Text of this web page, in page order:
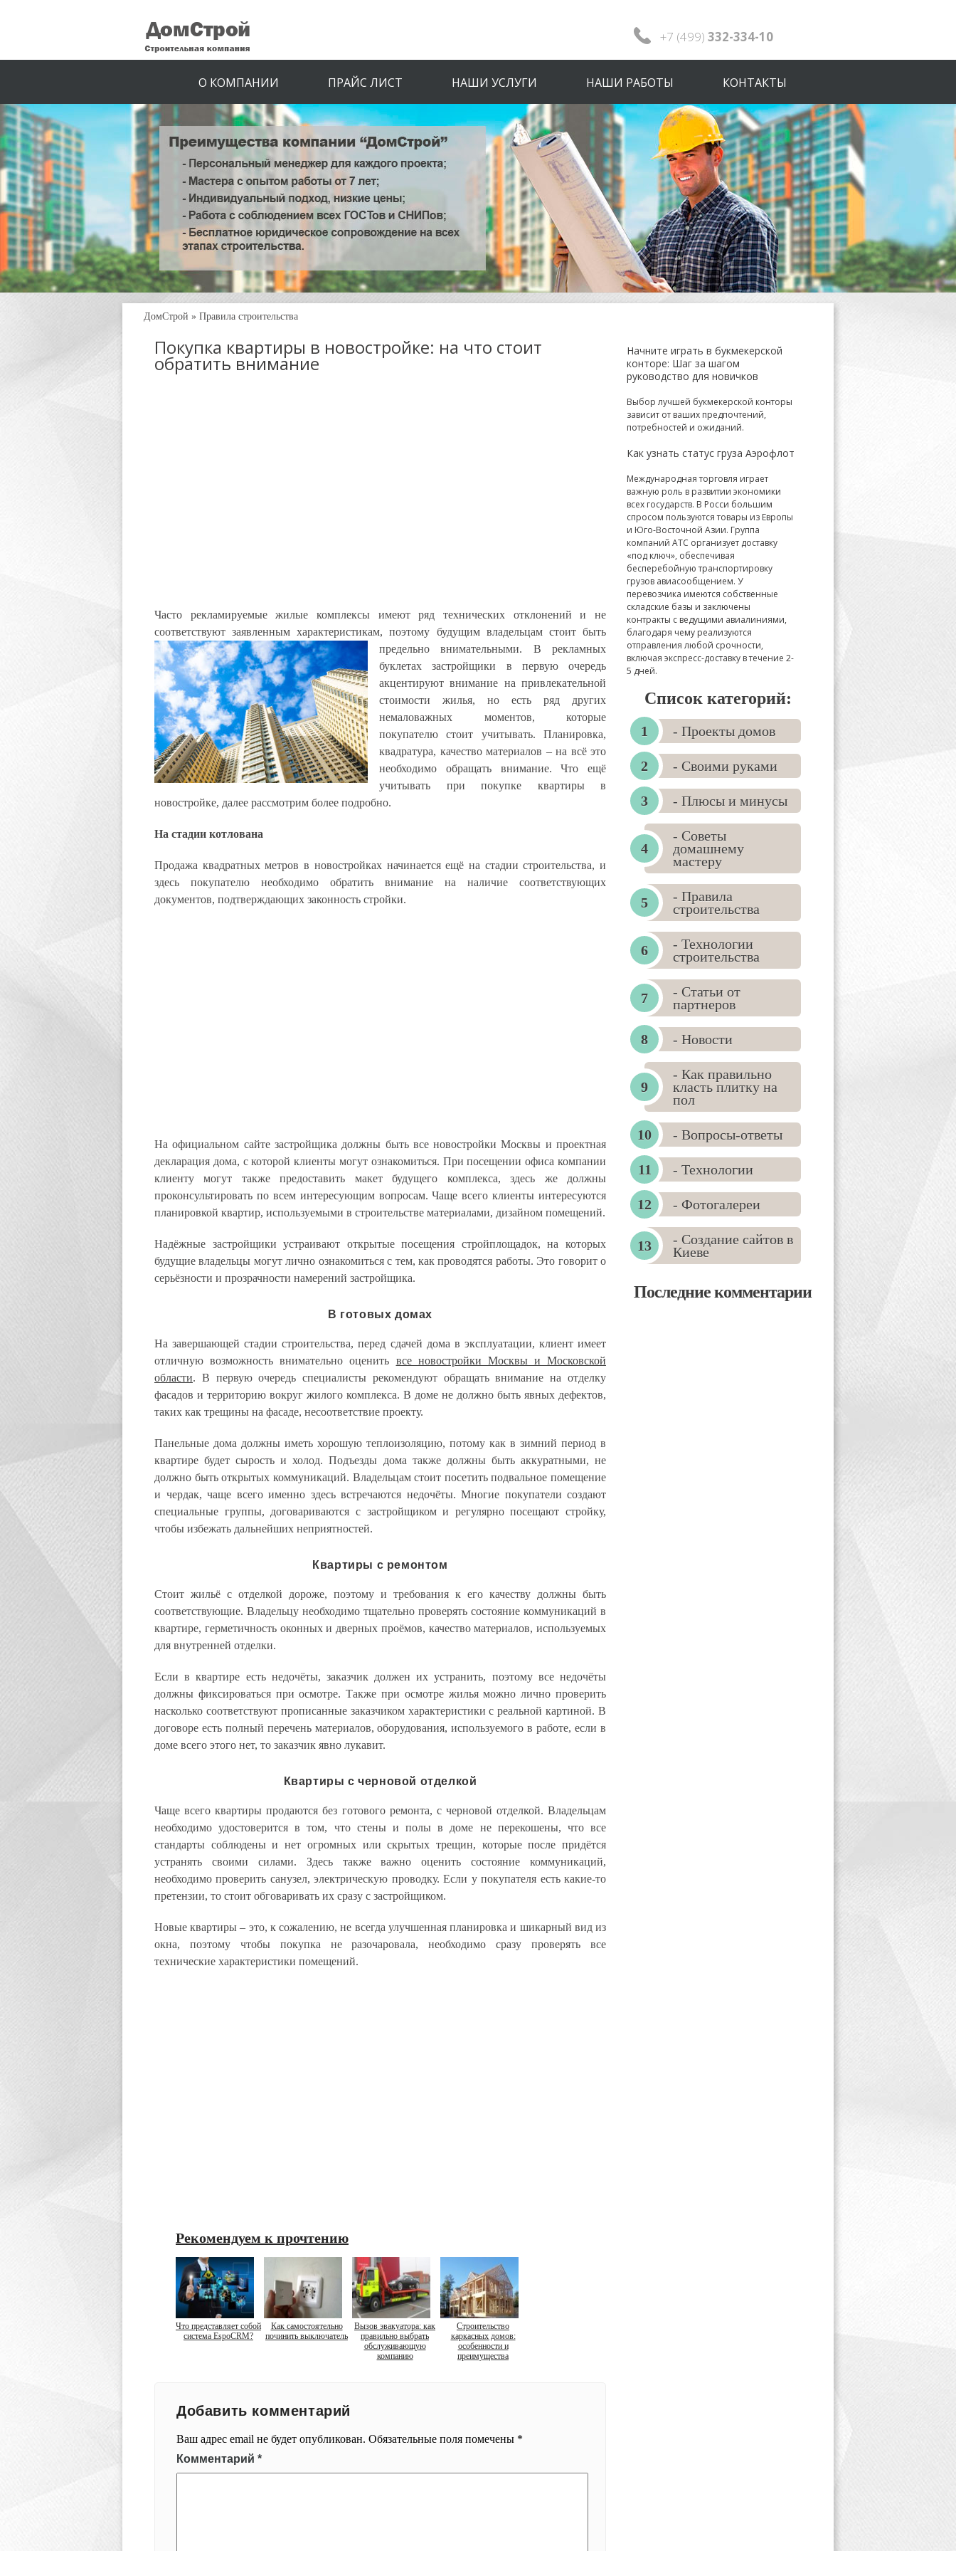
+7 (499) 332-334-10
О КОМПАНИИ ПРАЙС ЛИСТ НАШИ УСЛУГИ НАШИ РАБОТЫ КОНТАКТЫ
ДомСтрой » Правила строительства
Покупка квартиры в новостройке: на что стоит
обратить внимание
Часто рекламируемые жилые комплексы имеют ряд технических отклонений и не
соответствуют заявленным характеристикам, поэтому будущим владельцам стоит быть
предельно внимательными.
В рекламных
буклетах застройщики в первую очередь
акцентируют внимание на привлекательной
стоимости жилья, но есть ряд других
немаловажных моментов, которые
покупателю стоит учитывать. Планировка,
квадратура, качество материалов – на всё это
необходимо обращать внимание. Что ещё
учитывать при покупке квартиры в
новостройке, далее рассмотрим более подробно.
На стадии котлована
Продажа квадратных метров в новостройках начинается ещё на стадии строительства, и
здесь покупателю необходимо обратить внимание на наличие соответствующих
документов, подтверждающих законность стройки.
На официальном сайте застройщика должны быть все новостройки Москвы и проектная
декларация дома, с которой клиенты могут ознакомиться. При посещении офиса компании
клиенту могут также предоставить макет будущего комплекса, здесь же должны
проконсультировать по всем интересующим вопросам. Чаще всего клиенты интересуются
планировкой квартир, используемыми в строительстве материалами, дизайном помещений.
Надёжные застройщики устраивают открытые посещения стройплощадок, на которых
будущие владельцы могут лично ознакомиться с тем, как проводятся работы. Это говорит о
серьёзности и прозрачности намерений застройщика.
В готовых домах
На завершающей стадии строительства, перед сдачей дома в эксплуатации, клиент имеет
отличную возможность внимательно оценить все новостройки Москвы и Московской
области. В первую очередь специалисты рекомендуют обращать внимание на отделку
фасадов и территорию вокруг жилого комплекса. В доме не должно быть явных дефектов,
таких как трещины на фасаде, несоответствие проекту.
Панельные дома должны иметь хорошую теплоизоляцию, потому как в зимний период в
квартире будет сырость и холод. Подъезды дома также должны быть аккуратными, не
должно быть открытых коммуникаций. Владельцам стоит посетить подвальное помещение
и чердак, чаще всего именно здесь встречаются недочёты. Многие покупатели создают
специальные группы, договариваются с застройщиком и регулярно посещают стройку,
чтобы избежать дальнейших неприятностей.
Квартиры с ремонтом
Стоит жильё с отделкой дороже, поэтому и требования к его качеству должны быть
соответствующие. Владельцу необходимо тщательно проверять состояние коммуникаций в
квартире, герметичность оконных и дверных проёмов, качество материалов, используемых
для внутренней отделки.
Если в квартире есть недочёты, заказчик должен их устранить, поэтому все недочёты
должны фиксироваться при осмотре. Также при осмотре жилья можно лично проверить
насколько соответствуют прописанные заказчиком характеристики с реальной картиной. В
договоре есть полный перечень материалов, оборудования, используемого в работе, если в
доме всего этого нет, то заказчик явно лукавит.
Квартиры с черновой отделкой
Чаще всего квартиры продаются без готового ремонта, с черновой отделкой. Владельцам
необходимо удостоверится в том, что стены и полы в доме не перекошены, что все
стандарты соблюдены и нет огромных или скрытых трещин, которые после придётся
устранять своими силами. Здесь также важно оценить состояние коммуникаций,
необходимо проверить санузел, электрическую проводку. Если у покупателя есть какие-то
претензии, то стоит обговаривать их сразу с застройщиком.
Новые квартиры – это, к сожалению, не всегда улучшенная планировка и шикарный вид из
окна, поэтому чтобы покупка не разочаровала, необходимо сразу проверять все
технические характеристики помещений.
Рекомендуем к прочтению
Что представляет собой
система EspoCRM?
Как самостоятельно
починить выключатель
Вызов эвакуатора: как
правильно выбрать
обслуживающую
компанию
Строительство
каркасных домов:
особенности и
преимущества
Добавить комментарий
Ваш адрес email не будет опубликован. Обязательные поля помечены *
Комментарий *
Начните играть в букмекерской
конторе: Шаг за шагом
руководство для новичков
Выбор лучшей букмекерской конторы
зависит от ваших предпочтений,
потребностей и ожиданий.
Как узнать статус груза Аэрофлот
Международная торговля играет
важную роль в развитии экономики
всех государств. В Росси большим
спросом пользуются товары из Европы
и Юго-Восточной Азии. Группа
компаний АТС организует доставку
«под ключ», обеспечивая
бесперебойную транспортировку
грузов авиасообщением. У
перевозчика имеются собственные
складские базы и заключены
контракты с ведущими авиалиниями,
благодаря чему реализуются
отправления любой срочности,
включая экспресс-доставку в течение 2-
5 дней.
Список категорий:
- Проекты домов
- Своими руками
- Плюсы и минусы
- Советы
домашнему
мастеру
- Правила
строительства
- Технологии
строительства
- Статьи от
партнеров
- Новости
- Как правильно
класть плитку на
пол
- Вопросы-ответы
- Технологии
- Фотогалереи
- Создание сайтов в
Киеве
Последние комментарии